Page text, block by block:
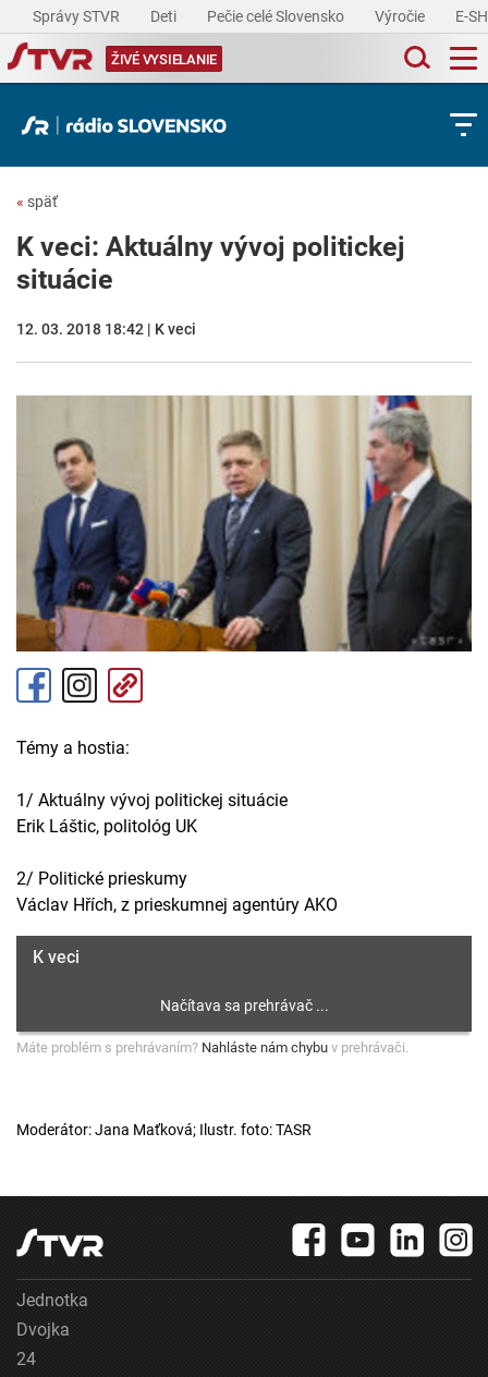
Správy STVR Deti Pečie celé Slovensko Výročie E-
ŽIVÉ VYSIELANIE
« späť
K veci: Aktuálny vývoj politickej
situácie
12. 03. 2018 18:42 | K veci
Témy a hostia:
1/ Aktuálny vývoj politickej situácie
Erik Láštic, politológ UK
2/ Politické prieskumy
Václav Hřích, z prieskumnej agentúry AKO
K veci
Máte problém s prehrávaním? Nahláste nám chybu v prehrávači.
Moderátor: Jana Maťková; Ilustr. foto: TASR
Jednotka
Dvojka
24